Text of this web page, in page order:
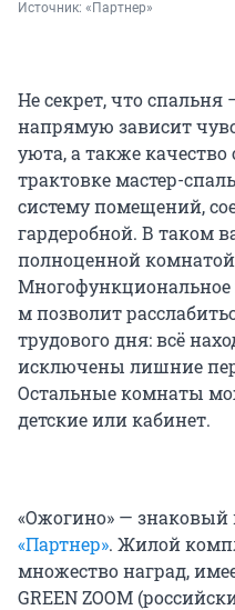
Источник: «Партнер»
Не секрет, что спальня
напрямую зависит
уюта, а также
трактовке мастер-
систему помещений,
гардеробной. В таком
полноценной
м позволит
трудового дня: всё
исключены лишние
Остальные комнаты
детские или кабинет.
«Ожогино» — знаковый
«Партнер». Жилой
множество наград,
GREEN ZOOM